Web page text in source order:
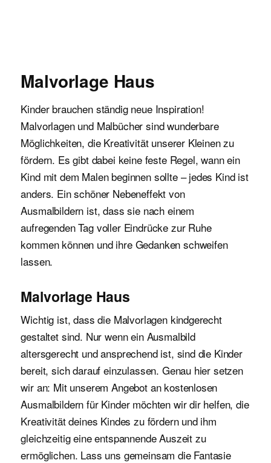
Malvorlage Haus
Kinder brauchen ständig neue Inspiration!
Malvorlagen und Malbücher sind wunderbare
Möglichkeiten, die Kreativität unserer Kleinen zu
fördern. Es gibt dabei keine feste Regel, wann ein
Kind mit dem Malen beginnen sollte – jedes Kind ist
anders. Ein schöner Nebeneffekt von
Ausmalbildern ist, dass sie nach einem
aufregenden Tag voller Eindrücke zur Ruhe
kommen können und ihre Gedanken schweifen
lassen.
Malvorlage Haus
Wichtig ist, dass die Malvorlagen kindgerecht
gestaltet sind. Nur wenn ein Ausmalbild
altersgerecht und ansprechend ist, sind die Kinder
bereit, sich darauf einzulassen. Genau hier setzen
wir an: Mit unserem Angebot an kostenlosen
Ausmalbildern für Kinder möchten wir dir helfen, die
Kreativität deines Kindes zu fördern und ihm
gleichzeitig eine entspannende Auszeit zu
ermöglichen. Lass uns gemeinsam die Fantasie